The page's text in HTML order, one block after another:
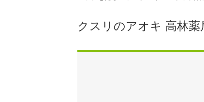
クスリのアオキ 高林薬